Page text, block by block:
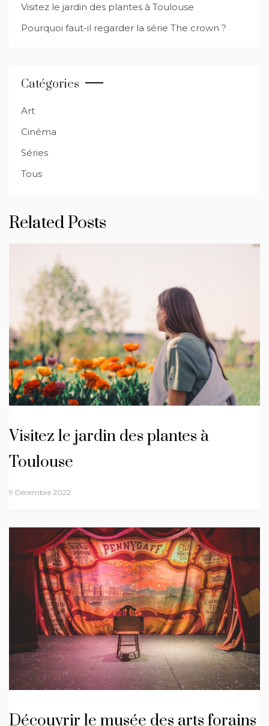
Visitez le jardin des plantes à Toulouse
Pourquoi faut-il regarder la série The crown ?
Catégories
Art
Cinéma
Séries
Tous
Related Posts
Visitez le jardin des plantes à
Toulouse
9 Décembre 2022
Découvrir le musée des arts forains